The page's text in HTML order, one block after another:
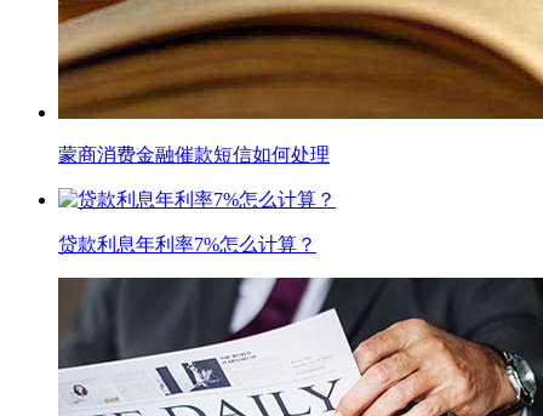
蒙商消费金融催款短信如何处理
贷款利息年利率7%怎么计算？